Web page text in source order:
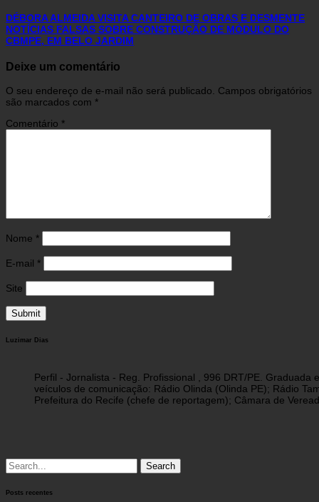
DÉBORA ALMEIDA VISITA CANTEIRO DE OBRAS E DESMENTE
NOTÍCIAS FALSAS SOBRE CONSTRUÇÃO DE MÓDULO DO
CBMPE, EM BELO JARDIM
Deixe um comentário
O seu endereço de e-mail não será publicado. Campos obrigatórios
são marcados com *
Comentário *
Nome *
E-mail *
Site
Luzimar Dias
Perfil - Jornalista - Reg. Profissional , 996 DRT/PE.
veículos de comunicação: Rádio Olinda (Olinda PE); Rádio
Prefeitura do Recife (chefe de reportagem); Câmara de
Search
for:
Posts recentes